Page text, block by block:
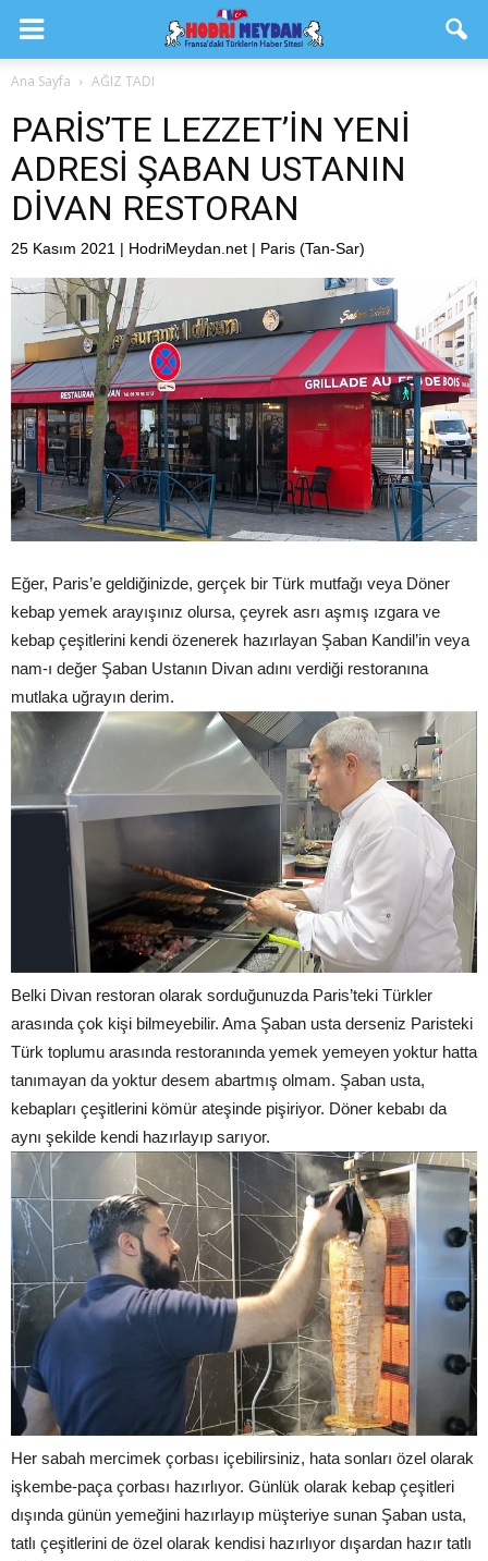
Ana Sayfa AĞIZ TADI
PARİS’TE LEZZET’İN YENİ
ADRESİ ŞABAN USTANIN
DİVAN RESTORAN
25 Kasım 2021 | HodriMeydan.net | Paris (Tan-Sar)
Eğer, Paris’e geldiğinizde, gerçek bir Türk mutfağı veya Döner
kebap yemek arayışınız olursa, çeyrek asrı aşmış ızgara ve
kebap çeşitlerini kendi özenerek hazırlayan Şaban Kandil’in veya
nam-ı değer Şaban Ustanın Divan adını verdiği restoranına
mutlaka uğrayın derim.
Belki Divan restoran olarak sorduğunuzda Paris’teki Türkler
arasında çok kişi bilmeyebilir. Ama Şaban usta derseniz Paristeki
Türk toplumu arasında restoranında yemek yemeyen yoktur hatta
tanımayan da yoktur desem abartmış olmam. Şaban usta,
kebapları çeşitlerini kömür ateşinde pişiriyor. Döner kebabı da
aynı şekilde kendi hazırlayıp sarıyor.
Her sabah mercimek çorbası içebilirsiniz, hata sonları özel olarak
işkembe-paça çorbası hazırlıyor. Günlük olarak kebap çeşitleri
dışında günün yemeğini hazırlayıp müşteriye sunan Şaban usta,
tatlı çeşitlerini de özel olarak kendisi hazırlıyor dışardan hazır tatlı